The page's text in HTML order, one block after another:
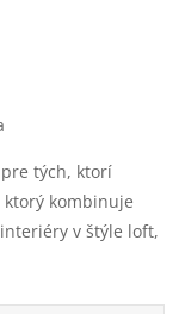
tých, ktorí
kombinuje
v štýle loft,